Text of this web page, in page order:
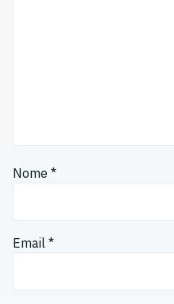
Nome *
Email *